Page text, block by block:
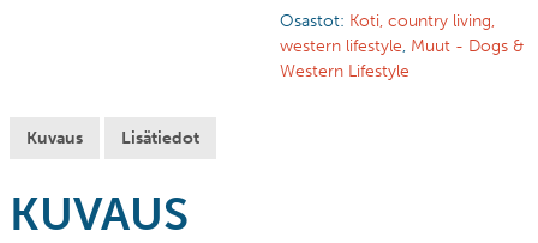
Osastot: Koti, country living,
western lifestyle, Muut - Dogs &
Western Lifestyle
Kuvaus Lisätiedot
KUVAUS